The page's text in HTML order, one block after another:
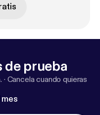
de prueba
· Cancela cuando quieras